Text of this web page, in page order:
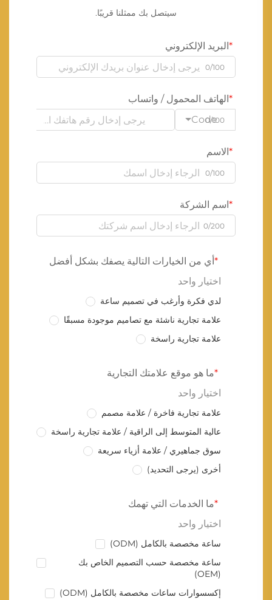
سيتصل بك ممثلنا قريبًا.
البريد الإلكتروني
0/100
الهاتف المحمول / واتساب
Code
0/100
الاسم
0/100
اسم الشركة
0/200
أي من الخيارات التالية يصفك بشكل أفضل
اختيار واحد
لدي فكرة وأرغب في تصميم ساعة
علامة تجارية ناشئة مع تصاميم موجودة مسبقًا
علامة تجارية راسخة
ما هو موقع علامتك التجارية
اختيار واحد
علامة تجارية فاخرة / علامة مصمم
عالية المتوسط إلى الراقية / علامة تجارية راسخة
سوق جماهيري / علامة أزياء سريعة
أخرى (يرجى التحديد)
ما الخدمات التي تهمك
اختيار واحد
ساعة مخصصة بالكامل (ODM)
ساعة مخصصة حسب التصميم الخاص بك
(OEM)
إكسسوارات ساعات مخصصة بالكامل (ODM)